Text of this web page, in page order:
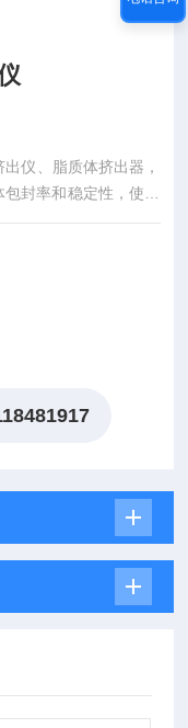
仪、脂质体挤出器，
封率和稳定性，使药
淀以及其他分子生物